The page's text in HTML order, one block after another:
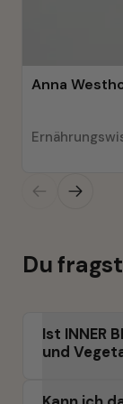
Anna
Ist INNER
und
Du